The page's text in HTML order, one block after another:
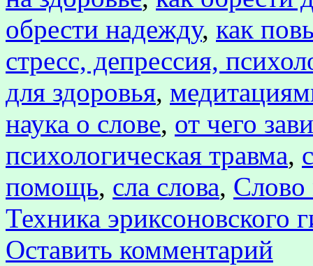
обрести надежду, как
стресс, депрессия,
для здоровья,
наука о слове, от чего
психологическая травма,
помощь, сла слова, Слово
Техника эриксоновского
Оставить комментарий